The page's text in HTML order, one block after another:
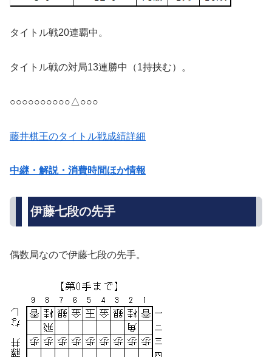
タイトル戦20連覇中。
タイトル戦の対局13連勝中（1持挟む）。
○○○○○○○○○○△○○○
藤井棋王のタイトル戦成績詳細
中継・解説・消費時間ほか情報
伊藤七段の先手
偶数局なので伊藤七段の先手。